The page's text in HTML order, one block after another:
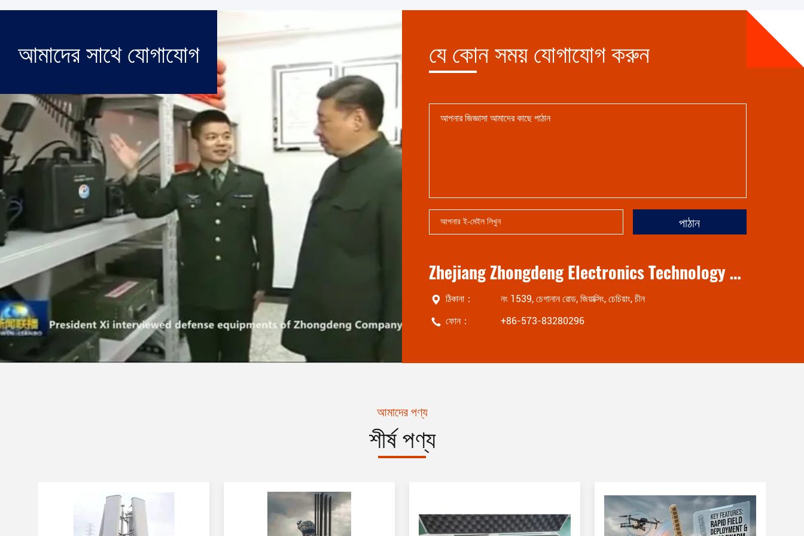
আমাদের সাথে যোগাযোগ যে কোন সময় যোগাযোগ করুন
পাঠান
Zhejiang Zhongdeng Electronics Technology CO,LTD
ঠিকানা：
নং 1539, চেগানান রোড, জিয়াক্সিং, চেচিয়াং, চীন
ফোন：
+86-573-83280296
আমাদের পণ্য
শীর্ষ পণ্য